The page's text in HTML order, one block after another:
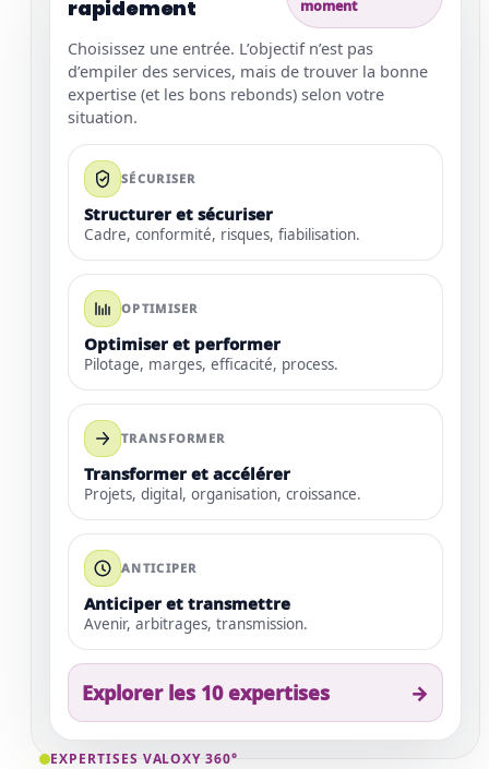
rapidement moment
Choisissez une entrée. L’objectif n’est pas
d’empiler des services, mais de trouver la bonne
expertise (et les bons rebonds) selon votre
situation.
SÉCURISER
Structurer et sécuriser
Cadre, conformité, risques, fiabilisation.
OPTIMISER
Optimiser et performer
Pilotage, marges, efficacité, process.
TRANSFORMER
Transformer et accélérer
Projets, digital, organisation, croissance.
ANTICIPER
Anticiper et transmettre
Avenir, arbitrages, transmission.
Explorer les 10 expertises →
EXPERTISES VALOXY 360°